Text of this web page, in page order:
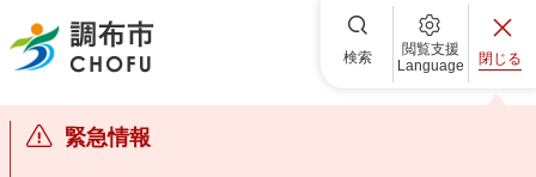
調布市 検索
閲覧支援
Language
閉じる
緊急情報